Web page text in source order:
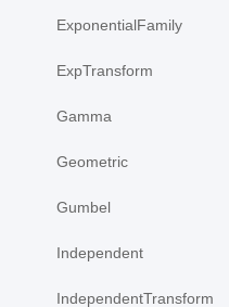
ExponentialFamily
ExpTransform
Gamma
Geometric
Gumbel
Independent
IndependentTransform